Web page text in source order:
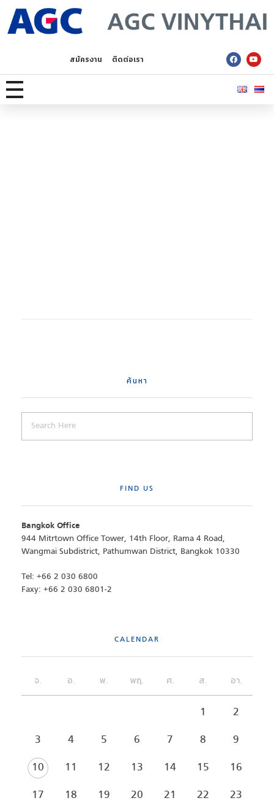
สมัครงาน ติดต่อเรา
ค้นหา
FIND US
Bangkok Office
944 Mitrtown Office Tower, 14th Floor, Rama 4 Road,
Wangmai Subdistrict, Pathumwan District, Bangkok 10330
Tel: +66 2 030 6800
Faxy: +66 2 030 6801-2
CALENDAR
จ. อ. พ. พฤ. ศ. ส. อา.
1 2
3 4 5 6 7 8 9
10 11 12 13 14 15 16
17 18 19 20 21 22 23